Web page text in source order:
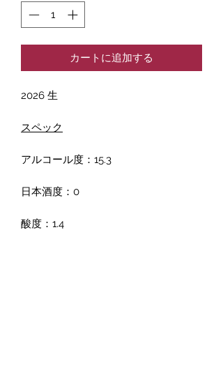
カートに追加する
2026 生
スペック
アルコール度：15.3
日本酒度：0
酸度：1.4